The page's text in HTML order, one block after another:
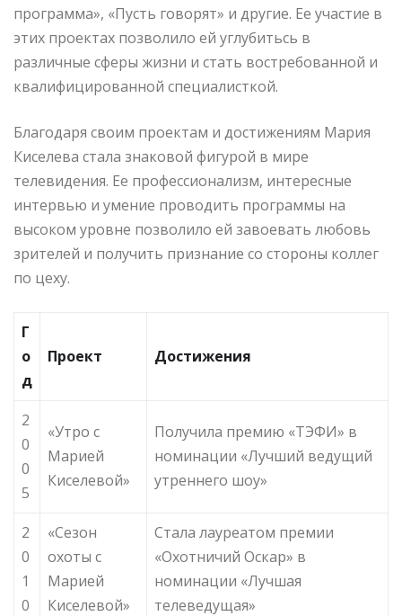
программа», «Пусть говорят» и другие. Ее участие в
этих проектах позволило ей углубитьсь в
различные сферы жизни и стать востребованной и
квалифицированной специалисткой.
Благодаря своим проектам и достижениям Мария
Киселева стала знаковой фигурой в мире
телевидения. Ее профессионализм, интересные
интервью и умение проводить программы на
высоком уровне позволило ей завоевать любовь
зрителей и получить признание со стороны коллег
по цеху.
Г
о
д
Проект Достижения
2
0
0
5
«Утро с
Марией
Киселевой»
Получила премию «ТЭФИ» в
номинации «Лучший ведущий
утреннего шоу»
2
0
1
0
«Сезон
охоты с
Марией
Киселевой»
Стала лауреатом премии
«Охотничий Оскар» в
номинации «Лучшая
телеведущая»